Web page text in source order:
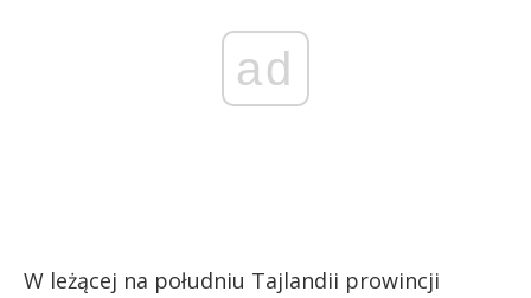
ad
W leżącej na południu Tajlandii prowincji